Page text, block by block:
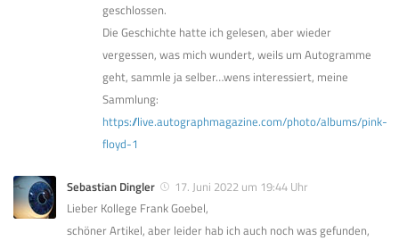
geschlossen.
Die Geschichte hatte ich gelesen, aber wieder
vergessen, was mich wundert, weils um Autogramme
geht, sammle ja selber…wens interessiert, meine
Sammlung:
https://live.autographmagazine.com/photo/albums/pink-
floyd-1
Sebastian Dingler
17. Juni 2022 um 19:44 Uhr
Lieber Kollege Frank Goebel,
schöner Artikel, aber leider hab ich auch noch was gefunden,